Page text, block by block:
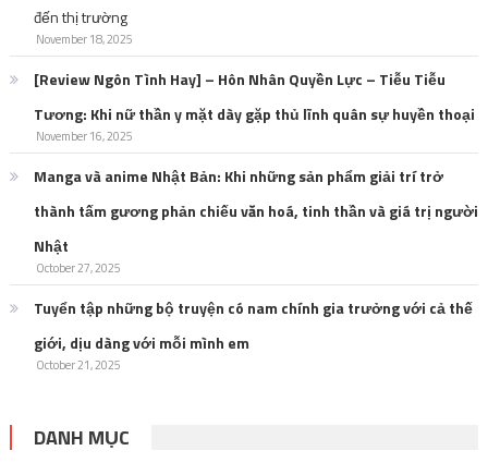
đến thị trường
November 18, 2025
[Review Ngôn Tình Hay] – Hôn Nhân Quyền Lực – Tiễu Tiễu
Tương: Khi nữ thần y mặt dày gặp thủ lĩnh quân sự huyền thoại
November 16, 2025
Manga và anime Nhật Bản: Khi những sản phẩm giải trí trở
thành tấm gương phản chiếu văn hoá, tinh thần và giá trị người
Nhật
October 27, 2025
Tuyển tập những bộ truyện có nam chính gia trưởng với cả thế
giới, dịu dàng với mỗi mình em
October 21, 2025
DANH MỤC